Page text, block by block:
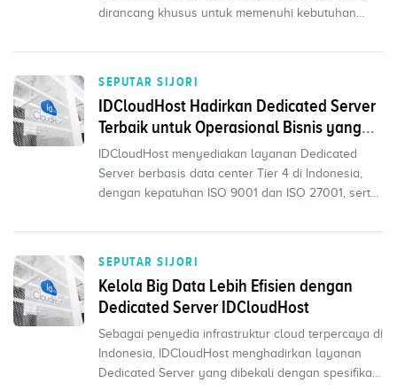
dirancang khusus untuk memenuhi kebutuhan
SEPUTAR SIJORI
IDCloudHost Hadirkan Dedicated Server
Terbaik untuk Operasional Bisnis yang
Lancar dan Aman
IDCloudHost menyediakan layanan Dedicated
Server berbasis data center Tier 4 di Indonesia,
dengan kepatuhan ISO 9001 dan ISO 27001, serta
SEPUTAR SIJORI
Kelola Big Data Lebih Efisien dengan
Dedicated Server IDCloudHost
Sebagai penyedia infrastruktur cloud terpercaya di
Indonesia, IDCloudHost menghadirkan layanan
Dedicated Server yang dibekali dengan spesifikasi